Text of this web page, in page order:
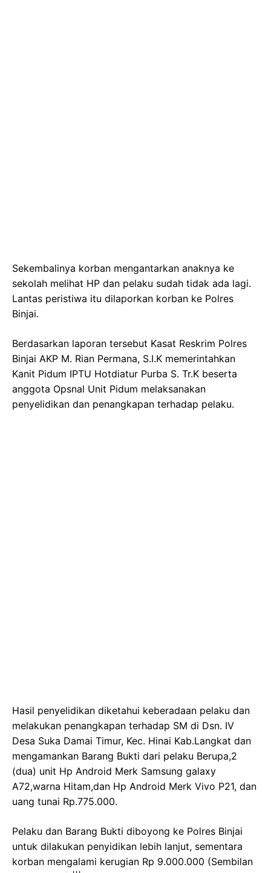
Sekembalinya korban mengantarkan anaknya ke
sekolah melihat HP dan pelaku sudah tidak ada lagi.
Lantas peristiwa itu dilaporkan korban ke Polres
Binjai.
Berdasarkan laporan tersebut Kasat Reskrim Polres
Binjai AKP M. Rian Permana, S.I.K memerintahkan
Kanit Pidum IPTU Hotdiatur Purba S. Tr.K beserta
anggota Opsnal Unit Pidum melaksanakan
penyelidikan dan penangkapan terhadap pelaku.
Hasil penyelidikan diketahui keberadaan pelaku dan
melakukan penangkapan terhadap SM di Dsn. IV
Desa Suka Damai Timur, Kec. Hinai Kab.Langkat dan
mengamankan Barang Bukti dari pelaku Berupa,2
(dua) unit Hp Android Merk Samsung galaxy
A72,warna Hitam,dan Hp Android Merk Vivo P21, dan
uang tunai Rp.775.000.
Pelaku dan Barang Bukti diboyong ke Polres Binjai
untuk dilakukan penyidikan lebih lanjut, sementara
korban mengalami kerugian Rp 9.000.000 (Sembilan